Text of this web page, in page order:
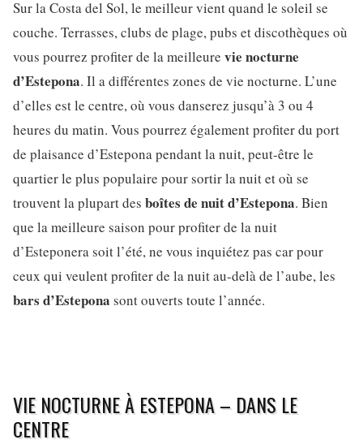
Sur la Costa del Sol, le meilleur vient quand le soleil se
couche. Terrasses, clubs de plage, pubs et discothèques où
vous pourrez profiter de la meilleure vie nocturne
d’Estepona. Il a différentes zones de vie nocturne. L’une
d’elles est le centre, où vous danserez jusqu’à 3 ou 4
heures du matin. Vous pourrez également profiter du port
de plaisance d’Estepona pendant la nuit, peut-être le
quartier le plus populaire pour sortir la nuit et où se
trouvent la plupart des boîtes de nuit d’Estepona. Bien
que la meilleure saison pour profiter de la nuit
d’Esteponera soit l’été, ne vous inquiétez pas car pour
ceux qui veulent profiter de la nuit au-delà de l’aube, les
bars d’Estepona sont ouverts toute l’année.
VIE NOCTURNE À ESTEPONA – DANS LE
CENTRE